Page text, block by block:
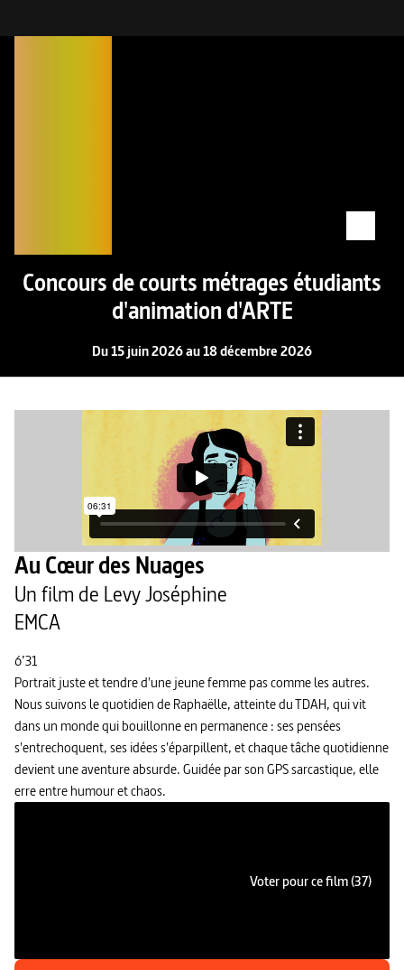
Concours de courts métrages étudiants
d'animation d'ARTE
Du 15 juin 2026 au 18 décembre 2026
Au Cœur des Nuages
Un film de Levy Joséphine
EMCA
6’31
Portrait juste et tendre d'une jeune femme pas comme les autres.
Nous suivons le quotidien de Raphaëlle, atteinte du TDAH, qui vit
dans un monde qui bouillonne en permanence : ses pensées
s'entrechoquent, ses idées s'éparpillent, et chaque tâche quotidienne
devient une aventure absurde. Guidée par son GPS sarcastique, elle
erre entre humour et chaos.
Voter pour ce film (37)